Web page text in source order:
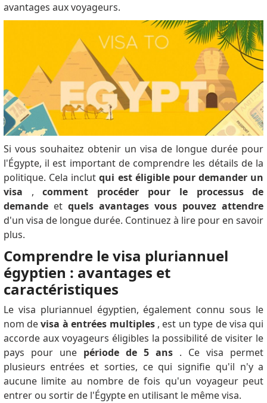
avantages aux voyageurs.
Si vous souhaitez obtenir un visa de longue durée pour
l'Égypte, il est important de comprendre les détails de la
politique. Cela inclutqui est éligible pour demander un
visa ,comment procéder pour le processus de
demande et quels avantages vous pouvez attendre
d'un visa de longue durée. Continuez à lire pour en savoir
plus.
Comprendre le visa pluriannuel
égyptien : avantages et
caractéristiques
Le visa pluriannuel égyptien, également connu sous le
nom devisa à entrées multiples , est un type de visa qui
accorde aux voyageurs éligibles la possibilité de visiter le
pays pour une période de 5 ans . Ce visa permet
plusieurs entrées et sorties, ce qui signifie qu'il n'y a
aucune limite au nombre de fois qu'un voyageur peut
entrer ou sortir de l'Égypte en utilisant le même visa.